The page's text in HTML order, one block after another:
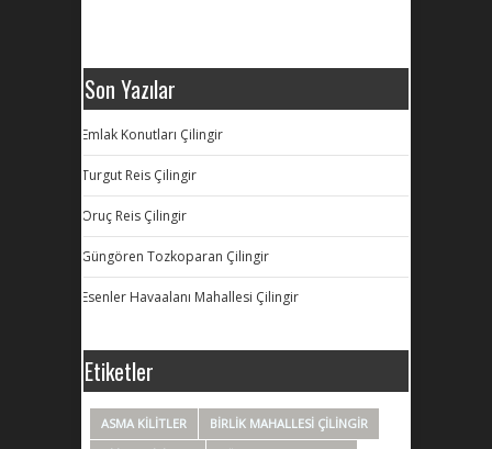
Son Yazılar
Emlak Konutları Çilingir
Turgut Reis Çilingir
Oruç Reis Çilingir
Güngören Tozkoparan Çilingir
Esenler Havaalanı Mahallesi Çilingir
Etiketler
ASMA KILITLER
BIRLIK MAHALLESI ÇILINGIR